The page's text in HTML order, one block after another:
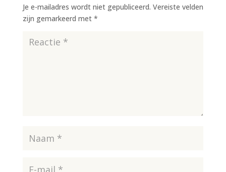
Je e-mailadres wordt niet gepubliceerd. Vereiste velden
zijn gemarkeerd met *